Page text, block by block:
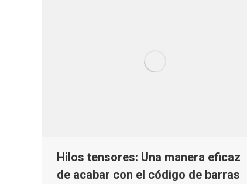
Hilos tensores: Una manera eficaz
de acabar con el código de barras